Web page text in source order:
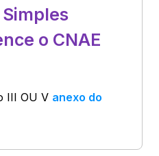
o CNAE
III OU V anexo do